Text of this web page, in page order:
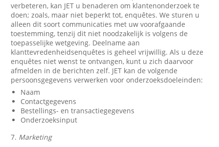
verbeteren, kan JET u benaderen om klantenonderzoek te
doen; zoals, maar niet beperkt tot, enquêtes. We sturen u
alleen dit soort communicaties met uw voorafgaande
toestemming, tenzij dit niet noodzakelijk is volgens de
toepasselijke wetgeving. Deelname aan
klanttevredenheidsenquêtes is geheel vrijwillig. Als u deze
enquêtes niet wenst te ontvangen, kunt u zich daarvoor
afmelden in de berichten zelf. JET kan de volgende
persoonsgegevens verwerken voor onderzoeksdoeleinden:
Naam
Contactgegevens
Bestellings- en transactiegegevens
Onderzoeksinput
7. Marketing